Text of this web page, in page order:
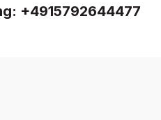
+4915792644477